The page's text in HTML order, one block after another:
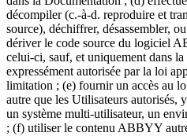
décompiler (c.-à-d. reproduire et
source), déchiffrer, désassembler,
dériver le code source du logiciel
celui-ci, sauf, et uniquement dans
expressément autorisée par la loi
limitation ; (e) fournir un accès au
autre que les Utilisateurs autorisés,
un système multi-utilisateur, un
; (f) utiliser le contenu ABBYY